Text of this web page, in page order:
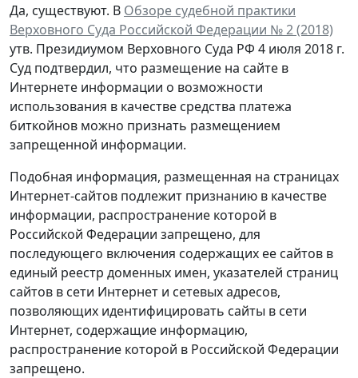
Да, существуют. В Обзоре судебной практики
Верховного Суда Российской Федерации № 2 (2018)
утв. Президиумом Верховного Суда РФ 4 июля 2018 г.
Суд подтвердил, что размещение на сайте в
Интернете информации о возможности
использования в качестве средства платежа
биткойнов можно признать размещением
запрещенной информации.
Подобная информация, размещенная на страницах
Интернет-сайтов подлежит признанию в качестве
информации, распространение которой в
Российской Федерации запрещено, для
последующего включения содержащих ее сайтов в
единый реестр доменных имен, указателей страниц
сайтов в сети Интернет и сетевых адресов,
позволяющих идентифицировать сайты в сети
Интернет, содержащие информацию,
распространение которой в Российской Федерации
запрещено.